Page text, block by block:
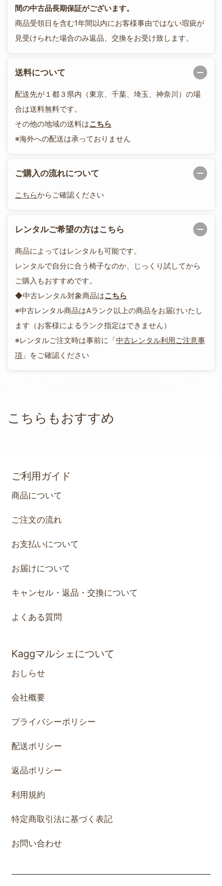
間の中古品長期保証がございます。
商品受領日を含む1年間以内にお客様事由ではない瑕疵が
見受けられた場合のみ返品、交換をお受け致します。
送料について
配送先が１都３県内（東京、千葉、埼玉、神奈川）の場
合は送料無料です。
その他の地域の送料はこちら
※海外への配送は承っておりません
ご購入の流れについて
こちらからご確認ください
レンタルご希望の方はこちら
商品によってはレンタルも可能です。
レンタルで自分に合う椅子なのか、じっくり試してから
ご購入もおすすめです。
◆中古レンタル対象商品はこちら
※中古レンタル商品はAランク以上の商品をお届けいたし
ます（お客様によるランク指定はできません）
※レンタルご注文時は事前に「中古レンタル利用ご注意事
項 」をご確認ください
こちらもおすすめ
ご利用ガイド
商品について
ご注文の流れ
お支払いについて
お届けについて
キャンセル・返品・交換について
よくある質問
Kaggマルシェについて
おしらせ
会社概要
プライバシーポリシー
配送ポリシー
返品ポリシー
利用規約
特定商取引法に基づく表記
お問い合わせ